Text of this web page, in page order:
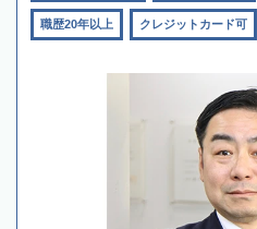
職歴20年以上 クレジットカード可